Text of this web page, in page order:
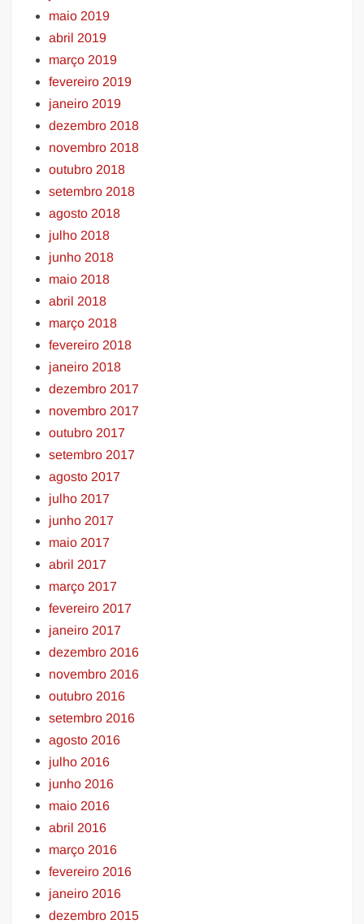
maio 2019
abril 2019
março 2019
fevereiro 2019
janeiro 2019
dezembro 2018
novembro 2018
outubro 2018
setembro 2018
agosto 2018
julho 2018
junho 2018
maio 2018
abril 2018
março 2018
fevereiro 2018
janeiro 2018
dezembro 2017
novembro 2017
outubro 2017
setembro 2017
agosto 2017
julho 2017
junho 2017
maio 2017
abril 2017
março 2017
fevereiro 2017
janeiro 2017
dezembro 2016
novembro 2016
outubro 2016
setembro 2016
agosto 2016
julho 2016
junho 2016
maio 2016
abril 2016
março 2016
fevereiro 2016
janeiro 2016
dezembro 2015